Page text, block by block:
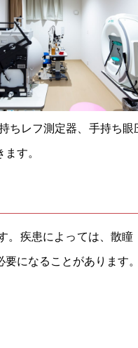
ちレフ測定器、手持ち眼
す。
。疾患によっては、散瞳
になることがあります。